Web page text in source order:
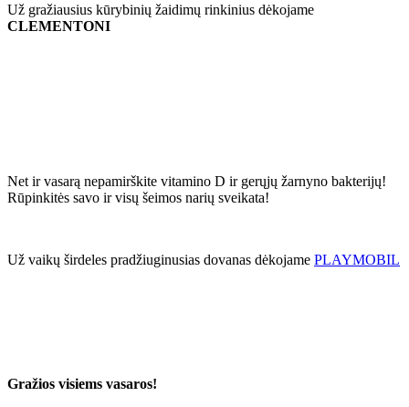
Už gražiausius kūrybinių žaidimų rinkinius dėkojame
CLEMENTONI
Net ir vasarą nepamirškite vitamino D ir gerųjų žarnyno bakterijų!
Rūpinkitės savo ir visų šeimos narių sveikata!
Už vaikų širdeles pradžiuginusias dovanas dėkojame PLAYMOBIL
Gražios visiems vasaros!